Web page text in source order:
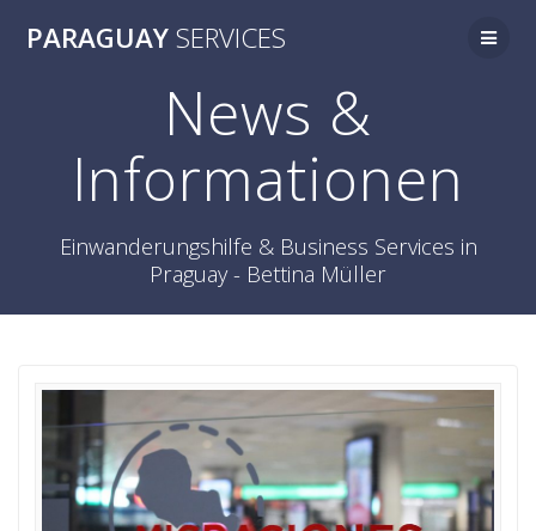
Inhalt
PARAGUAY SERVICES
News &
Informationen
Einwanderungshilfe & Business Services in
Praguay - Bettina Müller